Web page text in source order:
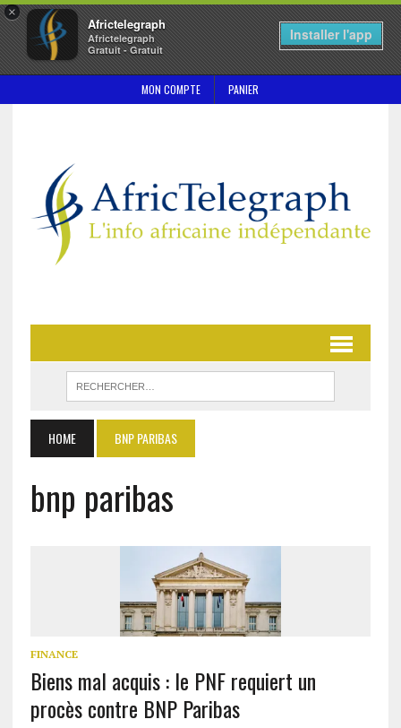
×
Africtelegraph
Africtelegraph
Gratuit - Gratuit
Installer l'app
MON COMPTE PANIER
HOME BNP PARIBAS
bnp paribas
FINANCE
Biens mal acquis : le PNF requiert un
procès contre BNP Paribas